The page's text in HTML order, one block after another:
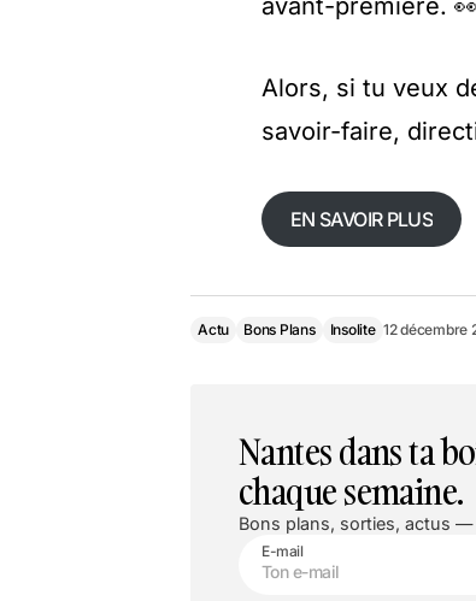
Alors, si tu veux
savoir-faire,
EN SAVOIR PLUS
EN SAVOIR PLUS
Actu Bons Plans Insolite 12 décembre
Nantes dans ta
chaque semaine.
Bons plans, sorties, actus —
E-mail